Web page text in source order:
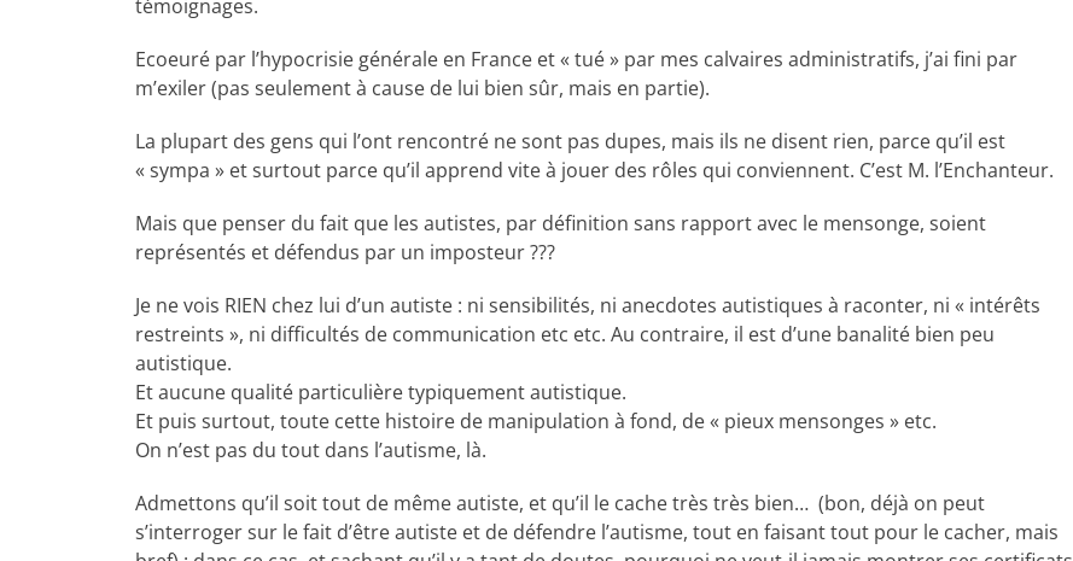
témoignages.
Ecoeuré par l’hypocrisie générale en France et « tué » par mes calvaires administratifs, j’ai fini par
m’exiler (pas seulement à cause de lui bien sûr, mais en partie).
La plupart des gens qui l’ont rencontré ne sont pas dupes, mais ils ne disent rien, parce qu’il est
« sympa » et surtout parce qu’il apprend vite à jouer des rôles qui conviennent. C’est M. l’Enchanteur.
Mais que penser du fait que les autistes, par définition sans rapport avec le mensonge, soient
représentés et défendus par un imposteur ???
Je ne vois RIEN chez lui d’un autiste : ni sensibilités, ni anecdotes autistiques à raconter, ni « intérêts
restreints », ni difficultés de communication etc etc. Au contraire, il est d’une banalité bien peu
autistique.
Et aucune qualité particulière typiquement autistique.
Et puis surtout, toute cette histoire de manipulation à fond, de « pieux mensonges » etc.
On n’est pas du tout dans l’autisme, là.
Admettons qu’il soit tout de même autiste, et qu’il le cache très très bien… (bon, déjà on peut
s’interroger sur le fait d’être autiste et de défendre l’autisme, tout en faisant tout pour le cacher, mais